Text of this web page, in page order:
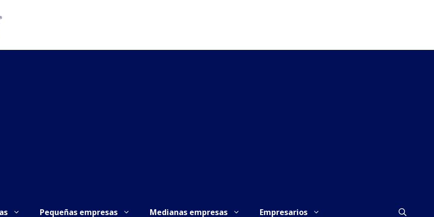
Pequeñas empresas Medianas empresas Empresarios